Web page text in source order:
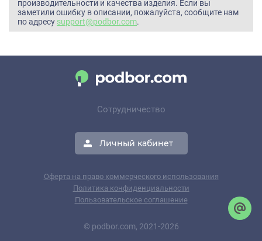
производительности и качества изделия. Если вы
заметили ошибку в описании, пожалуйста, сообщите нам
по адресу support@podbor.com.
Сотрудничество
Личный кабинет
Оферта на право коммерческого использования
Политика конфиденциальности
Пользовательское соглашение
© podbor.com, 2021-2026